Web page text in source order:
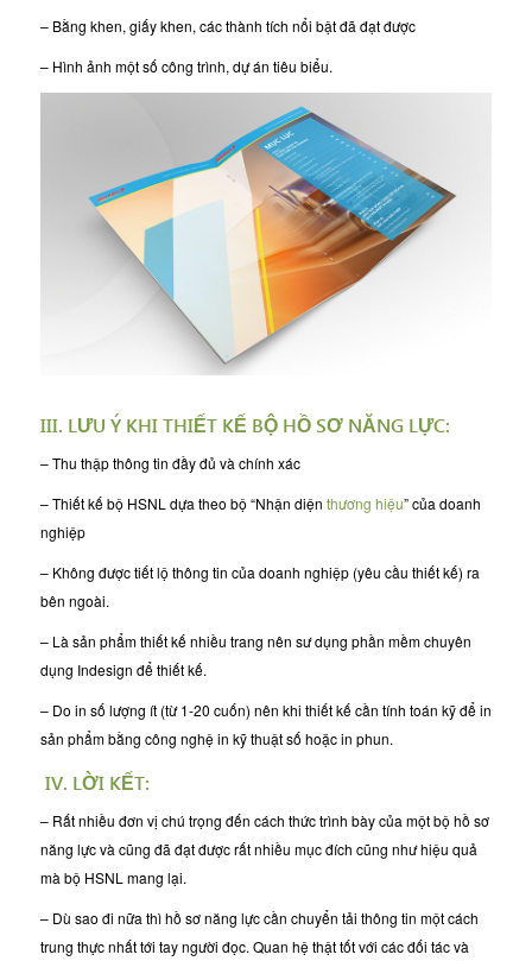
– Bằng khen, giấy khen, các thành tích nổi bật đã đạt được
– Hình ảnh một số công trình, dự án tiêu biểu.
III. LƯU Ý KHI THIẾT KẾ BỘ HỒ SƠ NĂNG LỰC:
– Thu thập thông tin đầy đủ và chính xác
– Thiết kế bộ HSNL dựa theo bộ “Nhận diện thương hiệu” của doanh
nghiệp
– Không được tiết lộ thông tin của doanh nghiệp (yêu cầu thiết kế) ra
bên ngoài.
– Là sản phẩm thiết kế nhiều trang nên sư dụng phần mềm chuyên
dụng Indesign để thiết kế.
– Do in số lượng ít (từ 1-20 cuốn) nên khi thiết kế cần tính toán kỹ để in
sản phẩm bằng công nghệ in kỹ thuật số hoặc in phun.
IV. LỜI KẾT:
– Rất nhiều đơn vị chú trọng đến cách thức trình bày của một bộ hồ sơ
năng lực và cũng đã đạt được rất nhiều mục đích cũng như hiệu quả
mà bộ HSNL mang lại.
– Dù sao đi nữa thì hồ sơ năng lực cần chuyển tải thông tin một cách
trung thực nhất tới tay người đọc. Quan hệ thật tốt với các đối tác và